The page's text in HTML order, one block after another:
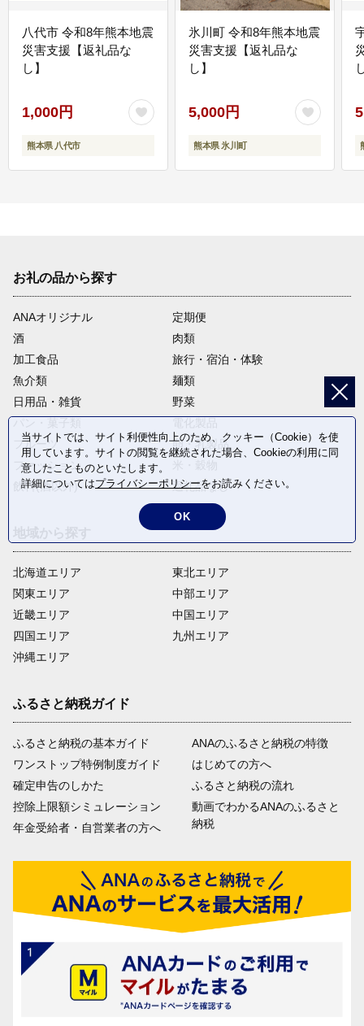
八代市 令和8年熊本地震
災害支援【返礼品な
し】
1,000円
熊本県 八代市
氷川町 令和8年熊本地震
災害支援【返礼品な
し】
5,000円
熊本県 氷川町
お礼の品から探す
ANAオリジナル
定期便
酒
肉類
加工食品
旅行・宿泊・体験
魚介類
麺類
日用品・雑貨
野菜
フルーツ
卵・乳製品
ファッション
飲料(酒以外)
返礼品なし
北海道エリア
関東エリア
近畿エリア
四国エリア
沖縄エリア
東北エリア
中部エリア
中国エリア
九州エリア
ふるさと納税ガイド
ふるさと納税の基本ガイド
ワンストップ特例制度ガイド
確定申告のしかた
控除上限額シミュレーション
年金受給者・自営業者の方へ
ANAのふるさと納税の特徴
はじめての方へ
ふるさと納税の流れ
動画でわかるANAのふるさと
納税
当サイトでは、サイト利便性向上のため、クッキー（Cookie）を使
用しています。サイトの閲覧を継続された場合、Cookieの利用に同
意したことものといたします。
詳細についてはプライバシーポリシーをお読みください。
OK